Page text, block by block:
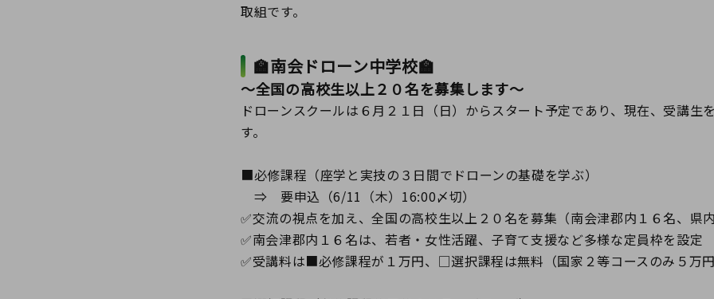
取組です。
🏫南会ドローン中学校🏫
～全国の高校生以上２０名を募集します～
ドローンスクールは６月２１日（日）からスタート予定であり、現在、受講生
す。
■必修課程（座学と実技の３日間でドローンの基礎を学ぶ）
⇒ 要申込（6/11（木）16:00〆切）
✅交流の視点を加え、全国の高校生以上２０名を募集（南会津郡内１６名、県
✅南会津郡内１６名は、若者・女性活躍、子育て支援など多様な定員枠を設定
✅受講料は■必修課程が１万円、□選択課程は無料（国家２等コースのみ５万